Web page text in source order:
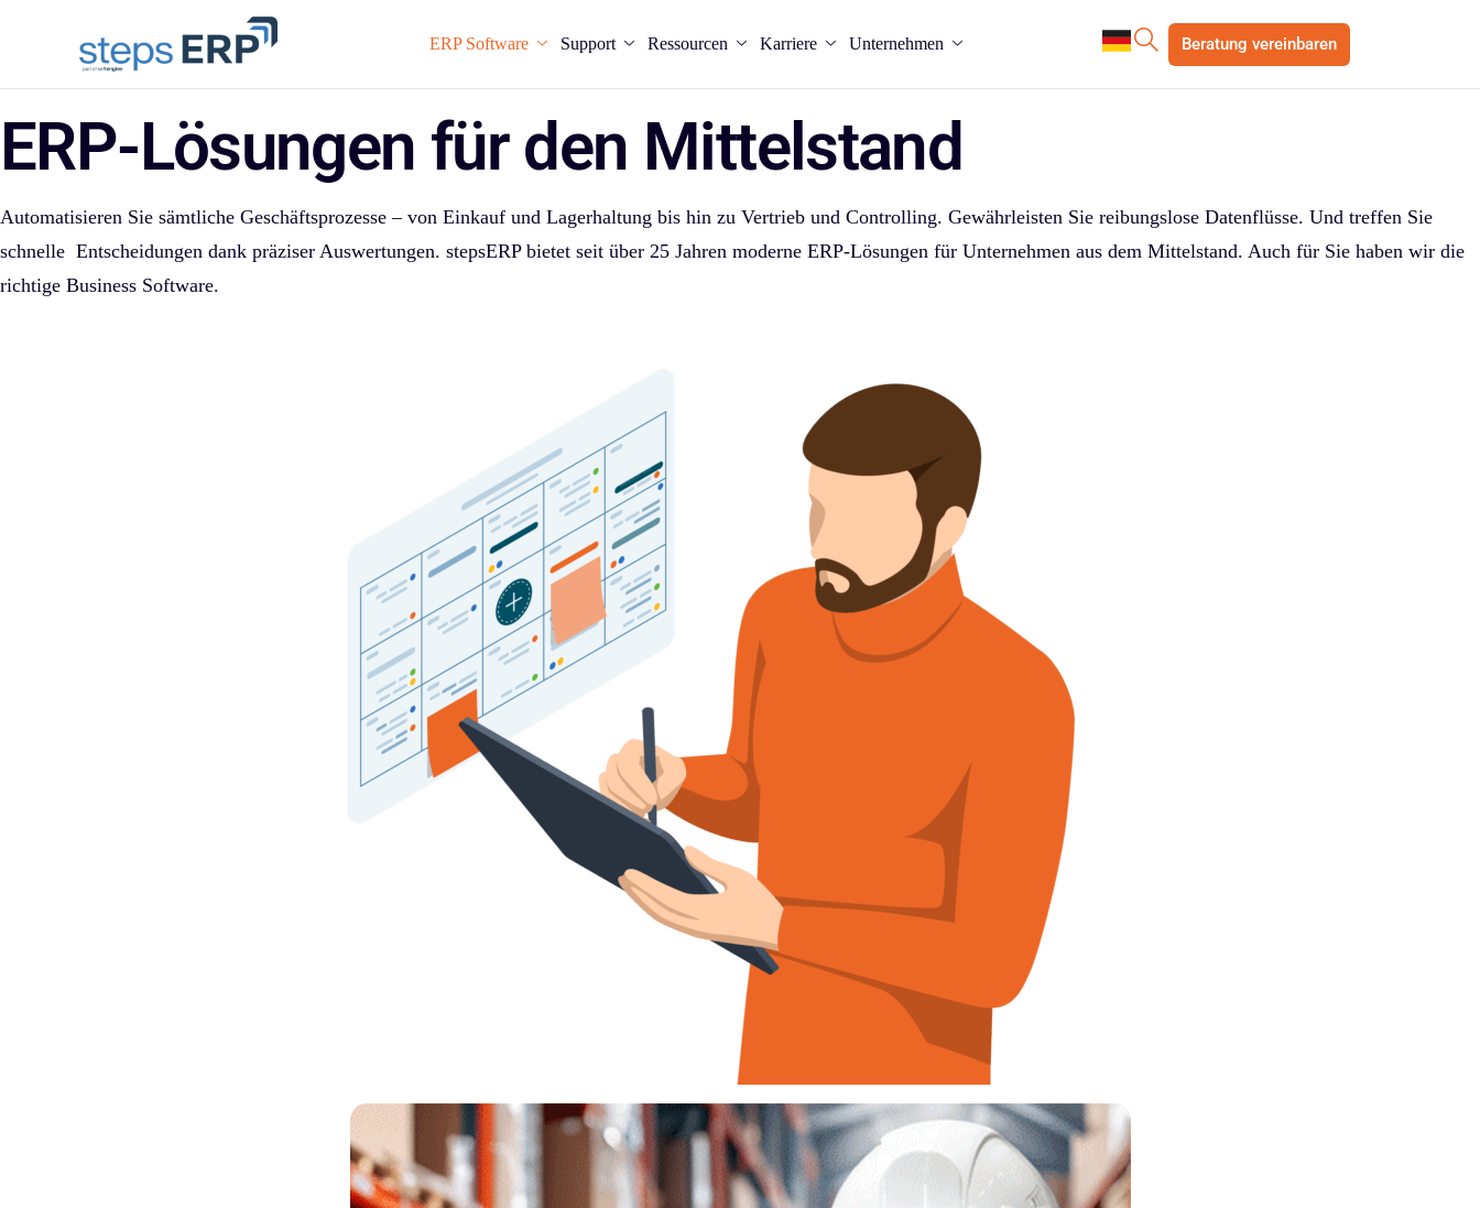
ERP Software Support Ressourcen Karriere Unternehmen Beratung vereinbaren
ERP-Lösungen für den Mittelstand
Automatisieren Sie sämtliche Geschäftsprozesse – von Einkauf und Lagerhaltung bis hin zu Vertrieb und Controlling. Gewährleisten Sie reibungslose Datenflüsse. Und treffen Sie
schnelle Entscheidungen dank präziser Auswertungen. stepsERP bietet seit über 25 Jahren moderne ERP-Lösungen für Unternehmen aus dem Mittelstand. Auch für Sie haben wir die
richtige Business Software.